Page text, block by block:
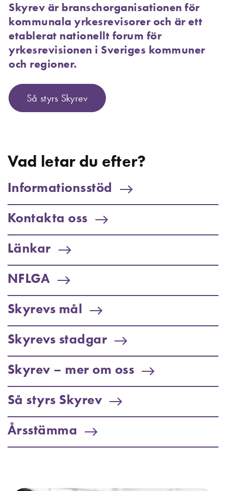
Skyrev är branschorganisationen för
kommunala yrkesrevisorer och är ett
etablerat nationellt forum för
yrkesrevisionen i Sveriges kommuner
och regioner.
Så styrs Skyrev
Vad letar du efter?
Informationsstöd
Kontakta oss
Länkar
NFLGA
Skyrevs mål
Skyrevs stadgar
Skyrev – mer om oss
Så styrs Skyrev
Årsstämma